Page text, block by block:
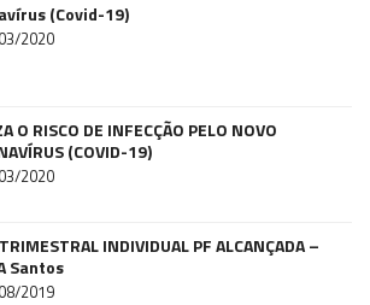
(Covid-19)
2020
O RISCO DE INFECÇÃO PELO NOVO
(COVID-19)
2020
INDIVIDUAL PF ALCANÇADA –
Santos
2019